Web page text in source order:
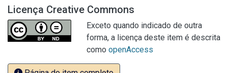
Licença Creative Commons
Exceto quando indicado de outra
forma, a licença deste item é descrita
como openAccess